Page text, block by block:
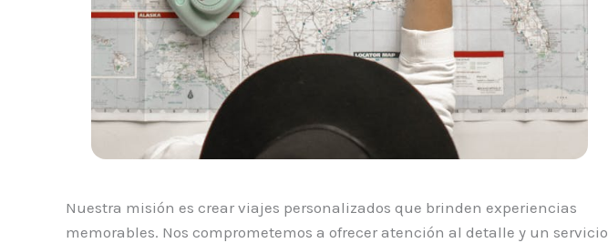
Nuestra misión es crear viajes personalizados que brinden experiencias
memorables. Nos comprometemos a ofrecer atención al detalle y un servicio